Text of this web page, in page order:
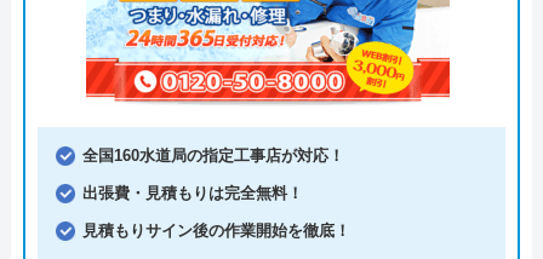
全国160水道局の指定工事店が対応！
出張費・見積もりは完全無料！
見積もりサイン後の作業開始を徹底！